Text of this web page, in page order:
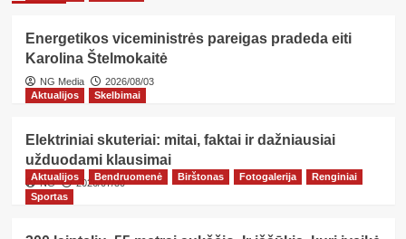
Energetikos viceministrės pareigas pradeda eiti
Karolina Štelmokaitė
NG Media
2026/08/03
Aktualijos
Skelbimai
Elektriniai skuteriai: mitai, faktai ir dažniausiai
užduodami klausimai
NG 2026/07/30
Aktualijos Bendruomenė Birštonas Fotogalerija
Renginiai
Sportas